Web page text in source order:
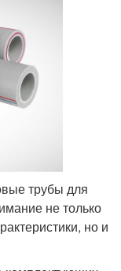
трубы для
не только
но и